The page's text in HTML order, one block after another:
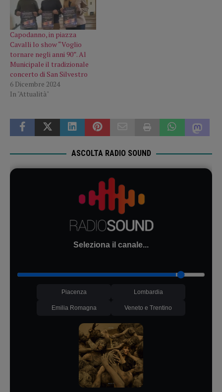
Capodanno, in piazza
Cavalli lo show “Voglio
tornare negli anni 90”. Al
Municipale il tradizionale
concerto di San Silvestro
6 Dicembre 2024
In "Attualità"
ASCOLTA RADIO SOUND
Seleziona il canale...
Piacenza Lombardia
Emilia Romagna Veneto e Trentino